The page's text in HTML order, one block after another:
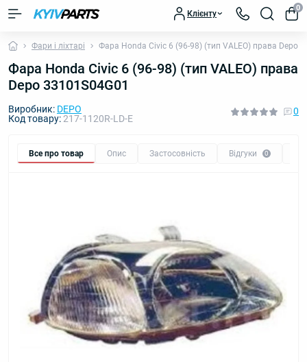
Клієнту
0
Фари і ліхтарі Фара Honda Civic 6 (96-98) (тип VALEO) права Depo
Фара Honda Civic 6 (96-98) (тип VALEO) права
Depo 33101S04G01
Виробник: DEPO
Код товару:217-1120R-LD-E
0
Все про товар Опис Застосовність Відгуки 0